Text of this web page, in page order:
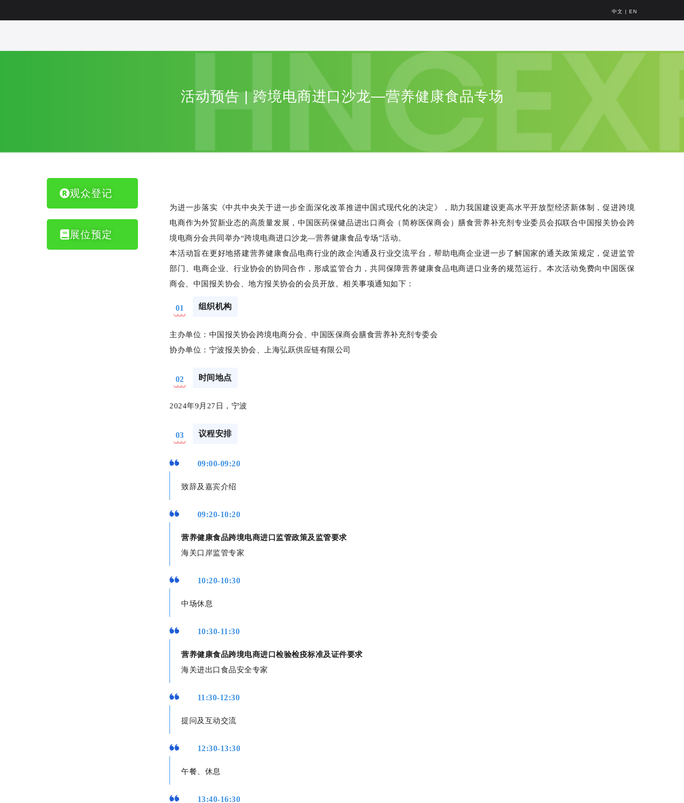
中文 | EN
活动预告 | 跨境电商进口沙龙—营养健康食品专场
观众登记
展位预定
为进一步落实《中共中央关于进一步全面深化改革推进中国式现代化的决定》，助力我国建设更高水平开放型经济新体制，促进跨境
电商作为外贸新业态的高质量发展，中国医药保健品进出口商会（简称医保商会）膳食营养补充剂专业委员会拟联合中国报关协会跨
境电商分会共同举办“跨境电商进口沙龙—营养健康食品专场”活动。
本活动旨在更好地搭建营养健康食品电商行业的政企沟通及行业交流平台，帮助电商企业进一步了解国家的通关政策规定，促进监管
部门、电商企业、行业协会的协同合作，形成监管合力，共同保障营养健康食品电商进口业务的规范运行。本次活动免费向中国医保
商会、中国报关协会、地方报关协会的会员开放。相关事项通知如下：
01 组织机构
主办单位：中国报关协会跨境电商分会、中国医保商会膳食营养补充剂专委会
协办单位：宁波报关协会、上海弘跃供应链有限公司
02 时间地点
2024年9月27日，宁波
03 议程安排
09:00-09:20
致辞及嘉宾介绍
09:20-10:20
营养健康食品跨境电商进口监管政策及监管要求
海关口岸监管专家
10:20-10:30
中场休息
10:30-11:30
营养健康食品跨境电商进口检验检疫标准及证件要求
海关进出口食品安全专家
11:30-12:30
提问及互动交流
12:30-13:30
午餐、休息
13:40-16:30